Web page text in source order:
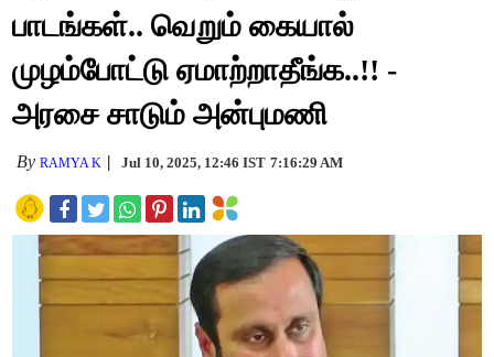
பாடங்கள்.. வெறும் கையால்
முழம்போட்டு ஏமாற்றாதீங்க..!! -
அரசை சாடும் அன்புமணி
ByRAMYA K Jul 10, 2025, 12:46 IST 7:16:29 AM